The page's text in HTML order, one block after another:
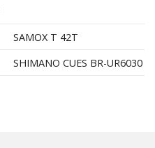
SAMOX T 42T
SHIMANO CUES BR-UR6030